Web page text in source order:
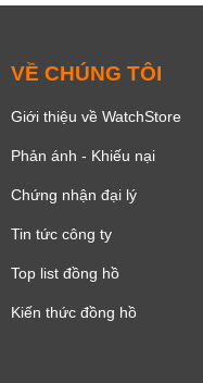
VỀ CHÚNG TÔI
Giới thiệu về WatchStore
Phản ánh - Khiếu nại
Chứng nhận đại lý
Tin tức công ty
Top list đồng hồ
Kiến thức đồng hồ